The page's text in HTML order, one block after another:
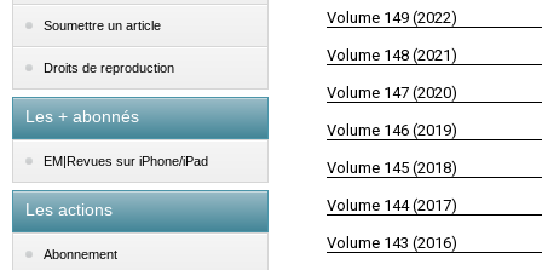
Soumettre un article
Droits de reproduction
Les + abonnés
EM|Revues sur iPhone/iPad
Les actions
Abonnement
Volume 149 (2022)
Volume 148 (2021)
Volume 147 (2020)
Volume 146 (2019)
Volume 145 (2018)
Volume 144 (2017)
Volume 143 (2016)